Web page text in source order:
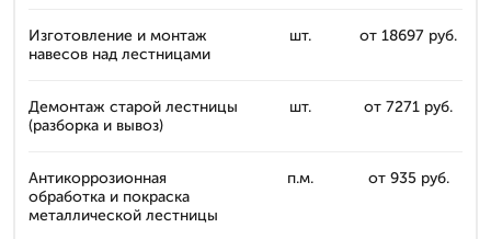
Изготовление и монтаж
навесов над лестницами
шт. от 18697 руб.
Демонтаж старой лестницы
(разборка и вывоз)
шт. от 7271 руб.
Антикоррозионная
обработка и покраска
металлической лестницы
п.м. от 935 руб.